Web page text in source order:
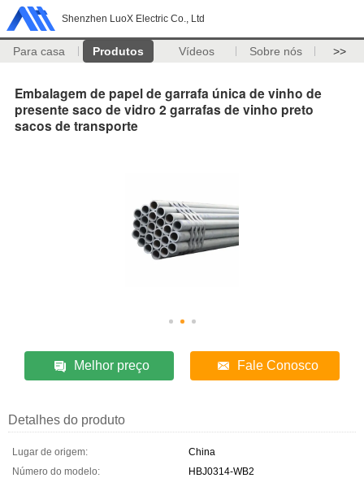
Shenzhen LuoX Electric Co., Ltd
Para casa Produtos Vídeos Sobre nós >>
Embalagem de papel de garrafa única de vinho de
presente saco de vidro 2 garrafas de vinho preto
sacos de transporte
Melhor preço Fale Conosco
Detalhes do produto
Lugar de origem:
China
Número do modelo:
HBJ0314-WB2